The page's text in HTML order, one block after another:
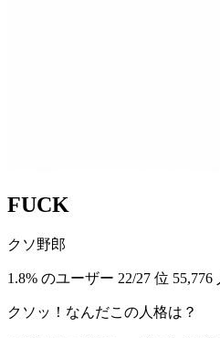
FUCK
クソ野郎
1.8% のユーザー 22/27 位 55,776
クソッ！なんだこの人格は？